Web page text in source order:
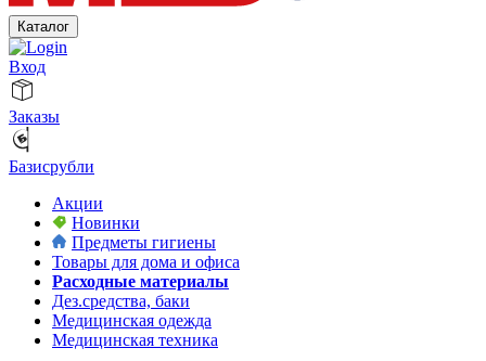
Каталог
Вход
Заказы
Базисрубли
Акции
Новинки
Предметы гигиены
Товары для дома и офиса
Расходные материалы
Дез.средства, баки
Медицинская одежда
Медицинская техника